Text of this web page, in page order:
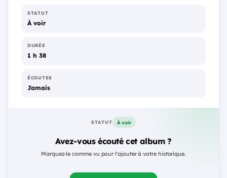
STATUT
À voir
DURÉE
1 h 38
ÉCOUTES
Jamais
STATUT À voir
Avez-vous écouté cet album ?
Marquez-le comme vu pour l'ajouter à votre historique.